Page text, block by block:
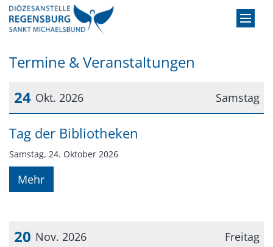
Zum Inhalt springen
Termine & Veranstaltungen
Samstag
24 Okt. 2026
Datum: 24. Oktober 2026
Tag der Bibliotheken
Samstag, 24. Oktober 2026
Mehr
Freitag
20 Nov. 2026